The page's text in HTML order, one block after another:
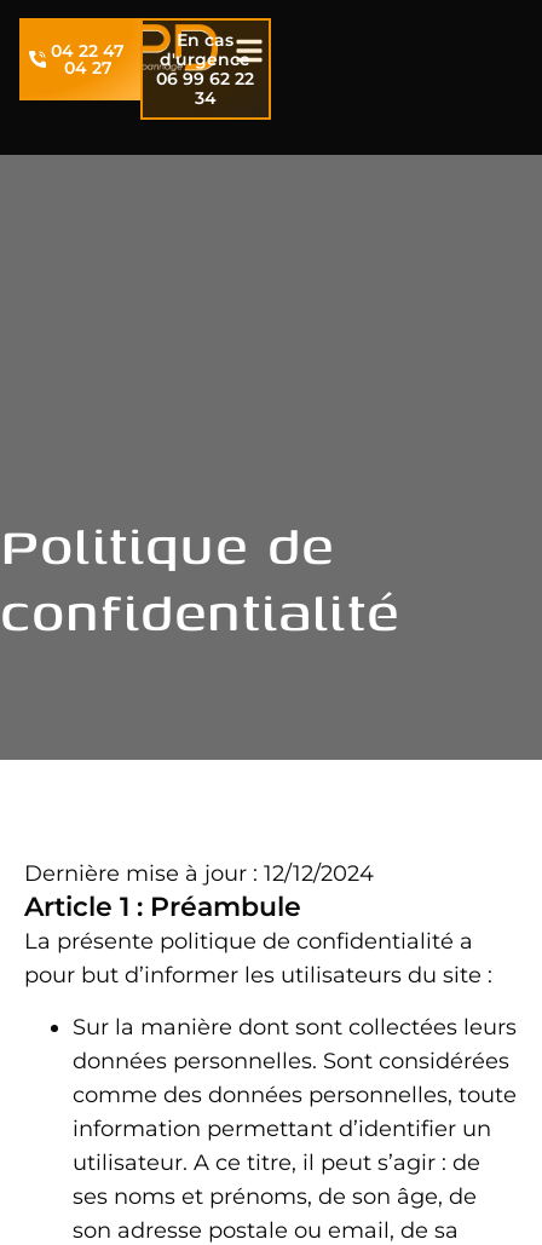
04 22 47
04 27
En cas
d'urgence
06 99 62 22
34
Politique de
confidentialité
Dernière mise à jour : 12/12/2024
Article 1 : Préambule
La présente politique de confidentialité a
pour but d’informer les utilisateurs du site :
Sur la manière dont sont collectées leurs
données personnelles. Sont considérées
comme des données personnelles, toute
information permettant d’identifier un
utilisateur. A ce titre, il peut s’agir : de
ses noms et prénoms, de son âge, de
son adresse postale ou email, de sa